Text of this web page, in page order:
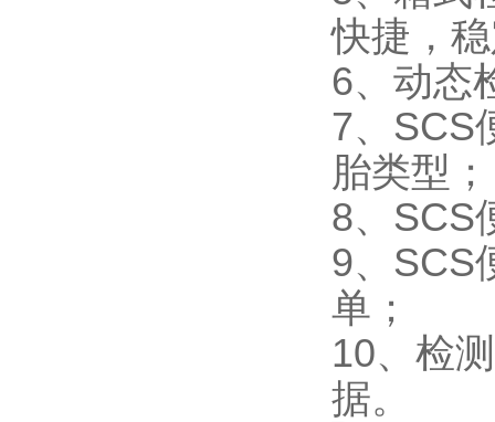
快捷，
6、动态
7、SCS
胎类型；
8、SCS
9、SCS
单；
10、检
据。